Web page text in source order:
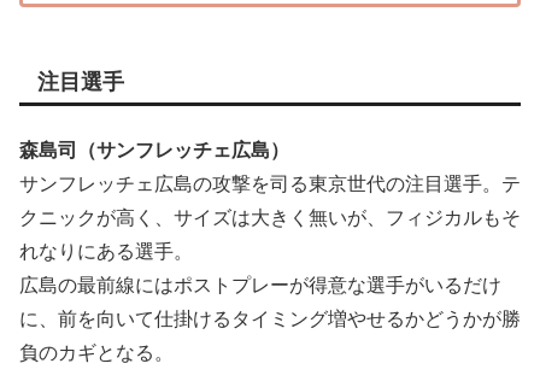
注目選手
森島司（サンフレッチェ広島）
サンフレッチェ広島の攻撃を司る東京世代の注目選手。テ
クニックが高く、サイズは大きく無いが、フィジカルもそ
れなりにある選手。
広島の最前線にはポストプレーが得意な選手がいるだけ
に、前を向いて仕掛けるタイミング増やせるかどうかが勝
負のカギとなる。